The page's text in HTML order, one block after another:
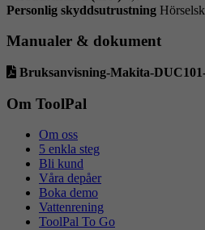
Personlig skyddsutrustning
Manualer & dokument
Bruksanvisning-Makita-
Om ToolPal
Om oss
5 enkla steg
Bli kund
Våra depåer
Boka demo
Vattenrening
ToolPal To Go